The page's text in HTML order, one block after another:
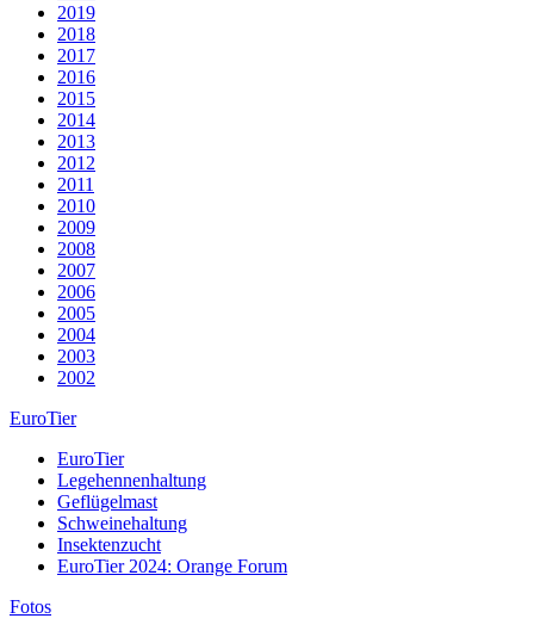
2019
2018
2017
2016
2015
2014
2013
2012
2011
2010
2009
2008
2007
2006
2005
2004
2003
2002
EuroTier
EuroTier
Legehennenhaltung
Geflügelmast
Schweinehaltung
Insektenzucht
EuroTier 2024: Orange Forum
Fotos